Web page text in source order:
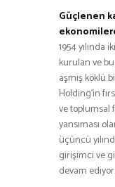
Güçlenen
1954 yılında
kurulan ve
aşmış köklü
Holding’in
ve toplumsal
yansıması
üçüncü
girişimci ve
devam ediyor.